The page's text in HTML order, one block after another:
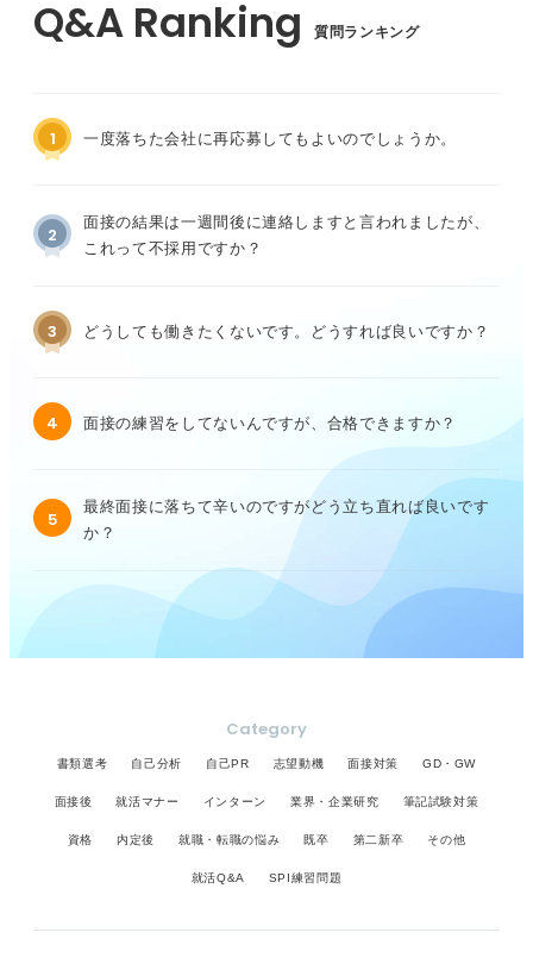
質問ランキング
1 一度落ちた会社に再応募してもよいのでしょうか。
2
面接の結果は一週間後に連絡しますと言われましたが、
これって不採用ですか？
3 どうしても働きたくないです。どうすれば良いですか？
4 面接の練習をしてないんですが、合格できますか？
5
最終面接に落ちて辛いのですがどう立ち直れば良いです
か？
Category
書類選考 自己分析 自己PR 志望動機 面接対策 GD・GW
面接後 就活マナー インターン 業界・企業研究 筆記試験対策
資格 内定後 就職・転職の悩み 既卒 第二新卒 その他
就活Q&A SPI練習問題